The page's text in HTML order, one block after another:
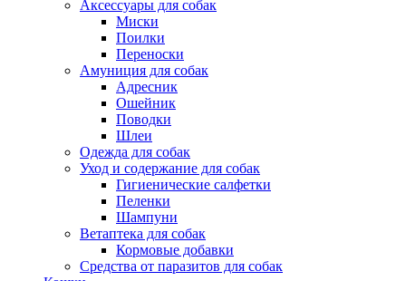
Аксессуары для собак
Миски
Поилки
Переноски
Амуниция для собак
Адресник
Ошейник
Поводки
Шлеи
Одежда для собак
Уход и содержание для собак
Гигиенические салфетки
Пеленки
Шампуни
Ветаптека для собак
Кормовые добавки
Средства от паразитов для собак